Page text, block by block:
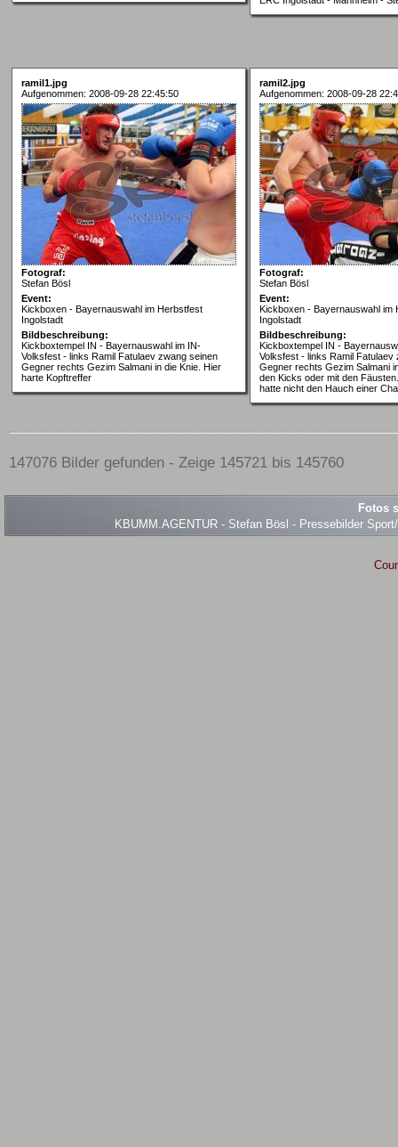
ramil1.jpg
Aufgenommen: 2008-09-28 22:45:50
Fotograf:
Stefan Bösl
Event:
Kickboxen - Bayernauswahl im Herbstfest
Ingolstadt
Bildbeschreibung:
Kickboxtempel IN - Bayernauswahl im IN-
Volksfest - links Ramil Fatulaev zwang seinen
Gegner rechts Gezim Salmani in die Knie. Hier
harte Kopftreffer
ramil2.jpg
Aufgenommen: 2008-09-28
Fotograf:
Stefan Bösl
Event:
Kickboxen - Bayernauswahl im
Ingolstadt
Bildbeschreibung:
Kickboxtempel IN -
Volksfest - links Ramil Fatulaev
Gegner rechts Gezim Salmani
den Kicks oder mit den
hatte nicht den Hauch einer
147076 Bilder gefunden - Zeige 145721 bis 145760
Fotos
KBUMM.AGENTUR - Stefan Bösl - Pressebilder